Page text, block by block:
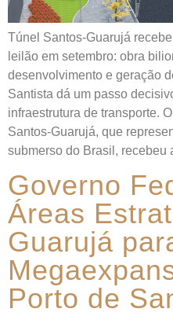
Túnel Santos-Guarujá
leilão em setembro: obra
desenvolvimento e geração
Santista dá um passo
infraestrutura de transporte.
Santos-Guarujá, que
submerso do Brasil,
Governo
Áreas
Guarujá
Porto de